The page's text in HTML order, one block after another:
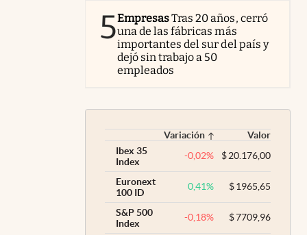
5EmpresasTras 20 años, cerró
una de las fábricas más
importantes del sur del país y
dejó sin trabajo a 50
empleados
Variación
Valor
Ibex 35
Index
-0,02% $20.176,00
Euronext
100 ID
0,41% $1965,65
S&P 500
Index
-0,18% $7709,96